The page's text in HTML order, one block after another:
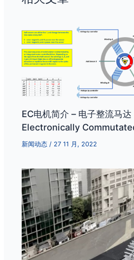
EC电机简介 – 电子整流马达
Electronically
新闻动态 / 27 11 月, 2022